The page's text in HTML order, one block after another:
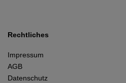
Rechtliches
Impressum
AGB
Datenschutz